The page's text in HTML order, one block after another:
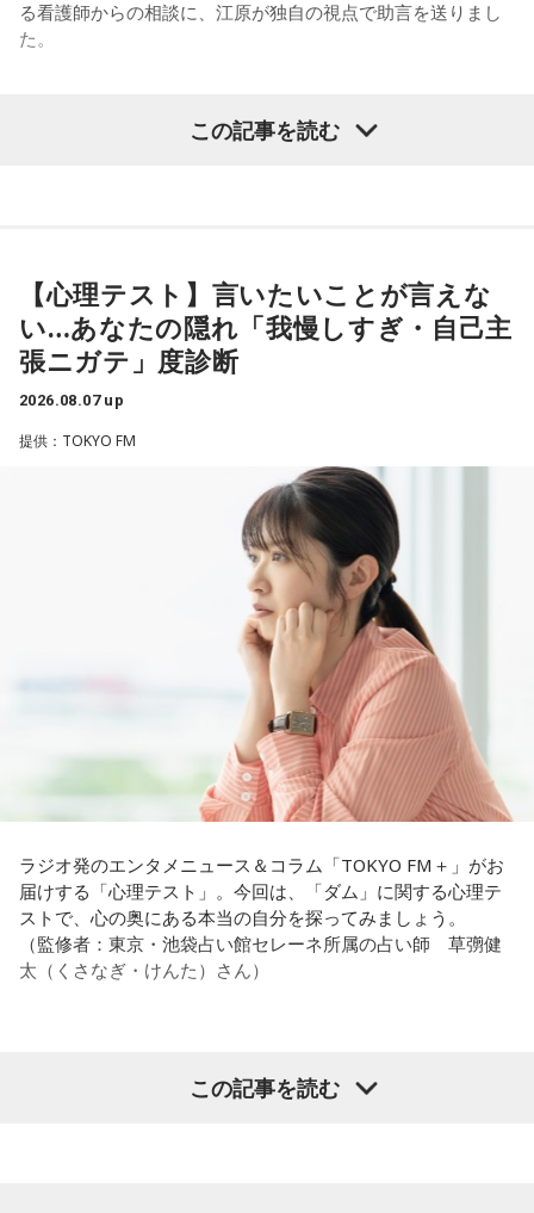
ときって、自分自身を分かってみたいから作るんじゃないか
なと思って、そういう曲を作りました。
「あ、自分もバンドできるんだ」みたいな、そういうときの
ワクワク感のようなものが、いろんな不安や葛藤を飛び越え
ちゃうみたいな、そういうバイタリティのある曲だなと思い
ます。歌詞は自分と向き合っている部分も結構あるんですけ
ど、音像がかなり爽やかなので、そういうものを飛び越えて
次回8月8日（土）の放送は、シンガーソングライター・バー
チャルYouTuberのぼっちぼろまるさんをゲストに迎えてお届
----------------------------------------------------
この日の放送をradikoタイムフリーで聴く
※放送エリア外の方は、プレミアム会員の登録でご利用いた
----------------------------------------------------
番組名：JA全農 COUNTDOWN JAPAN
放送エリア：TOKYO FMをはじめとする、JFN全国38局ネッ
パーソナリティ：遠山大輔（グランジ）、潮紗理菜
番組Webサイト：https://www.tfm.co.jp/countdownjapan/
番組公式X：@JA_CDJ
足のときってちょっとネガティブになっちゃったり、笑顔が
ちょっと欠けちゃったりね。
てすごく大事なんですよね。だから、よりスピリチュアルを
発揮したいと思う場合には、フィジカルをとても大切にする
性を語ります。
江原：やっぱり、集中力が欠けちゃうしね。だからご飯を食
べて、新しいお家を建てればまたよく寝られたりすると思う
けれど、そういう風な自分自身のメンテナンスというか、そ
れを大事にして、コンディションを常に最高に整えるという
ことであれば、もしかしたら悩んでいた時期は体調が不安定
ところが、何かふと不安になっちゃったりするでしょう。
例えば、小さいお子さんがいるときって、やっぱり楽しいけ
れど身体がついていけないときって、ちょっと子育てが憂鬱
になったりする時って出ちゃうじゃないですか。子どもの元
気な「キャー！」というのも、元気なときには「もう！」と
いうくらいで済むけれど、頭が痛いときはキツイもんね。そ
自分の体力、コンディション。「元気」の「気」は中がお米
（氣）だから、しっかり食べて、元気をつけていってくださ
い。それも、仕事のうちです。
●江原啓之 今夜の格言
「フィジカルはスピリチュアルの基本です」
放送日時：TOKYO FM／FM 大阪 毎週日曜 22:00～22:25、エ
フエム山陰 毎週土曜 12:30～12:55
る看護師からの相談に、江原が独自の視点で助言を送りまし
た。
れることがあります。病気だからと割り切って仕事に就いて
いるのですが、心が疲れてきています。私生活は充実してお
り、夫と新しく家を建てるためにも仕事は辞められません。
仕事がつらいからこそ私生活が充実する、幸せになるぞとい
の心持ちについてアドバイスをいただけないでしょうか？
――患者からの暴言や暴力に心が折れそうになりながらも、
過酷な現場で奮闘する看護師の相談に対し、江原は「意外な
ことを申し上げるようだけれど……」と前置きした上で、具体
的なアドバイスを提示しました。
江原：私はね、ちょっと意外なことを申し上げるようだけれ
ど、「体力」だと思います。やっぱり、ちゃんと食べて、よ
く寝る。で、やっぱり看護師さんって不規則でしょう？ 夜勤
とかね。いろいろとシフトがあるから、身体のコンディショ
ンを持っていくのがとっても大変だと思うの。
これ、ばかにならなくて、私、いつもフィジカルとスピリチ
と言っているんです。昔から「健全な身体に健全な精神宿
る」って言いますでしょう？
それは、例えばご病気の方とかはダメだとか、そういう風に
差別しているわけではなくてね。私達、コンディションが良
やっぱり、この世に生きている限りは、フィジカルなことっ
この記事を読む
【心理テスト】言いたいことが言えな
い…あなたの隠れ「我慢しすぎ・自己主
張ニガテ」度診断
2026.08.07 up
提供：TOKYO FM
ラジオ発のエンタメニュース＆コラム「TOKYO FM＋」がお
届けする「心理テスト」。今回は、「ダム」に関する心理テ
ストで、心の奥にある本当の自分を探ってみましょう。
（監修者：東京・池袋占い館セレーネ所属の占い師 草彅健
太（くさなぎ・けんた）さん）
山奥の大きなダムを見学しているあなた。
この記事を読む